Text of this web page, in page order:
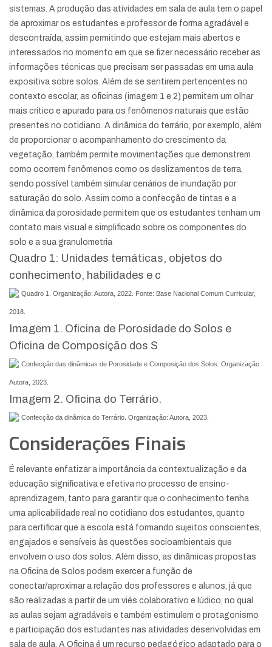
sistemas. A produção das atividades em sala de aula tem o papel
de aproximar os estudantes e professor de forma agradável e
descontraída, assim permitindo que estejam mais abertos e
interessados no momento em que se fizer necessário receber as
informações técnicas que precisam ser passadas em uma aula
expositiva sobre solos. Além de se sentirem pertencentes no
contexto escolar, as oficinas (imagem 1 e 2) permitem um olhar
mais crítico e apurado para os fenômenos naturais que estão
presentes no cotidiano. A dinâmica do terrário, por exemplo, além
de proporcionar o acompanhamento do crescimento da
vegetação, também permite movimentações que demonstrem
como ocorrem fenômenos como os deslizamentos de terra,
sendo possível também simular cenários de inundação por
saturação do solo. Assim como a confecção de tintas e a
dinâmica da porosidade permitem que os estudantes tenham um
contato mais visual e simplificado sobre os componentes do
solo e a sua granulometria
Quadro 1: Unidades temáticas, objetos do
conhecimento, habilidades e c
Quadro 1. Organização: Autora, 2022. Fonte: Base Nacional Comum Curricular,
2018.
Imagem 1. Oficina de Porosidade do Solos e
Oficina de Composição dos S
Confecção das dinâmicas de Porosidade e Composição dos Solos. Organização:
Autora, 2023.
Imagem 2. Oficina do Terrário.
Confecção da dinâmica do Terrário. Organização: Autora, 2023.
Considerações Finais
É relevante enfatizar a importância da contextualização e da
educação significativa e efetiva no processo de ensino-
aprendizagem, tanto para garantir que o conhecimento tenha
uma aplicabilidade real no cotidiano dos estudantes, quanto
para certificar que a escola está formando sujeitos conscientes,
engajados e sensíveis às questões socioambientais que
envolvem o uso dos solos. Além disso, as dinâmicas propostas
na Oficina de Solos podem exercer a função de
conectar/aproximar a relação dos professores e alunos, já que
são realizadas a partir de um viés colaborativo e lúdico, no qual
as aulas sejam agradáveis e também estimulem o protagonismo
e participação dos estudantes nas atividades desenvolvidas em
sala de aula. A Oficina é um recurso pedagógico adaptado para o